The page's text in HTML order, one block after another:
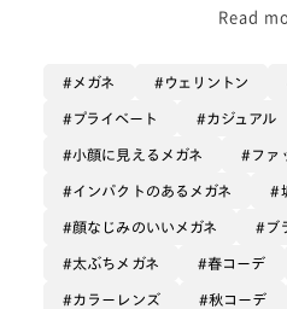
フレームの主張が強く出ない
レンズカラー:オレンジ🍊
Read
メガネ ウェリントン
プライベート カジュアル
小顔に見えるメガネ ファ
インパクトのあるメガネ
顔なじみのいいメガネ ブ
太ぶちメガネ 春コーデ
カラーレンズ 秋コーデ